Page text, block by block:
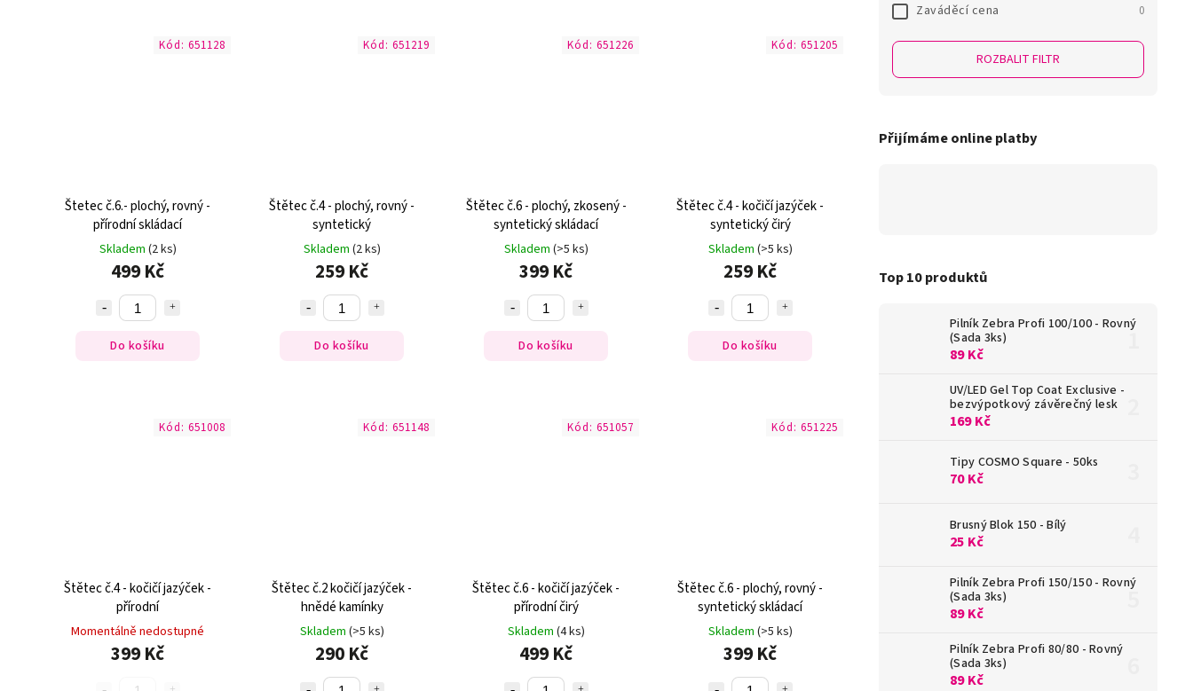
Zaváděcí cena 0
ROZBALIT FILTR
Přijímáme online platby
Top 10 produktů
Pilník Zebra Profi 100/100 - Rovný
(Sada 3ks)
89 Kč
UV/LED Gel Top Coat Exclusive -
bezvýpotkový závěrečný lesk
169 Kč
Tipy COSMO Square - 50ks
70 Kč
Brusný Blok 150 - Bílý
25 Kč
Pilník Zebra Profi 150/150 - Rovný
(Sada 3ks)
89 Kč
Pilník Zebra Profi 80/80 - Rovný
(Sada 3ks)
89 Kč
Štetec č.6.- plochý, rovný -
přírodní skládací
Skladem (2 ks)
499 Kč
Do košíku
Kód: 651128
Štětec č.4 - plochý, rovný -
syntetický
Skladem (2 ks)
259 Kč
Do košíku
Kód: 651219
Štětec č.6 - plochý, zkosený -
syntetický skládací
Skladem (>5 ks)
399 Kč
Do košíku
Kód: 651226
Štětec č.4 - kočičí jazýček -
syntetický čirý
Skladem (>5 ks)
259 Kč
Do košíku
Kód: 651205
Štětec č.4 - kočičí jazýček -
přírodní
Momentálně nedostupné
399 Kč
Kód: 651008
Štětec č.2 kočičí jazýček -
hnědé kamínky
Skladem (>5 ks)
290 Kč
Kód: 651148
Štětec č.6 - kočičí jazýček -
přírodní čirý
Skladem (4 ks)
499 Kč
Kód: 651057
Štětec č.6 - plochý, rovný -
syntetický skládací
Skladem (>5 ks)
399 Kč
Kód: 651225